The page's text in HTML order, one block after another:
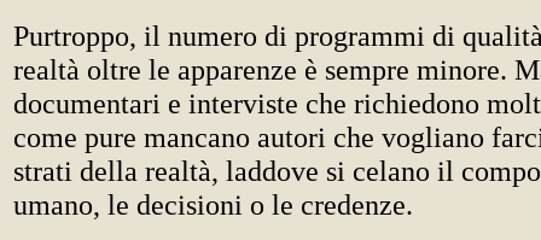
Purtroppo, il numero di programmi di
realtà oltre le apparenze è sempre minore.
documentari e interviste che richiedono
come pure mancano autori che vogliano
strati della realtà, laddove si celano il
umano, le decisioni o le credenze.